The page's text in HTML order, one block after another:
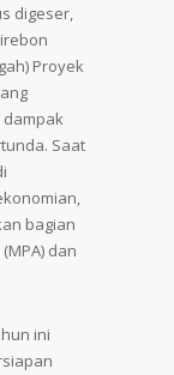
digeser,
Proyek
Saat
bagian
dan
ini